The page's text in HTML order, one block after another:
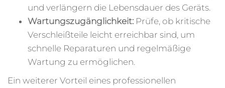
und verlängern die Lebensdauer des Geräts.
Wartungszugänglichkeit: Prüfe, ob kritische
Verschleißteile leicht erreichbar sind, um
schnelle Reparaturen und regelmäßige
Wartung zu ermöglichen.
Ein weiterer Vorteil eines professionellen